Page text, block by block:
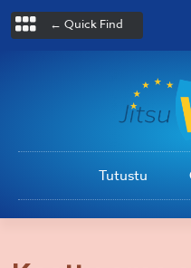
← Quick Find
Tutustu